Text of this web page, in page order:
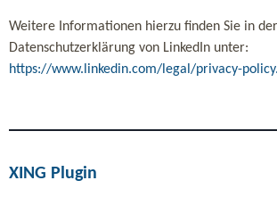
Weitere Informationen hierzu finden Sie in der
Datenschutzerklärung von LinkedIn unter:
https://www.linkedin.com/legal/privacy-policy.
XING Plugin